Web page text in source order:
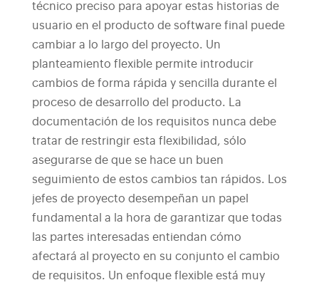
técnico preciso para apoyar estas historias de
usuario en el producto de software final puede
cambiar a lo largo del proyecto. Un
planteamiento flexible permite introducir
cambios de forma rápida y sencilla durante el
proceso de desarrollo del producto. La
documentación de los requisitos nunca debe
tratar de restringir esta flexibilidad, sólo
asegurarse de que se hace un buen
seguimiento de estos cambios tan rápidos.
Los
jefes de proyecto desempeñan un papel
fundamental a la hora de garantizar que todas
las partes interesadas entiendan cómo
afectará al proyecto en su conjunto el cambio
de requisitos. Un enfoque flexible está muy